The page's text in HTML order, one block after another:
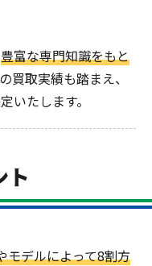
豊富な専門知識をもと
買取実績も踏まえ、
いたします。
ト
モデルによって8割方